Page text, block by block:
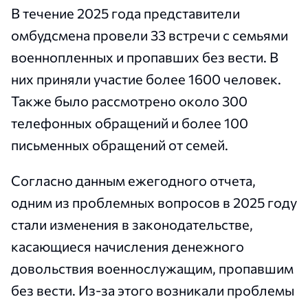
В течение 2025 года представители
омбудсмена провели 33 встречи с семьями
военнопленных и пропавших без вести. В
них приняли участие более 1600 человек.
Также было рассмотрено около 300
телефонных обращений и более 100
письменных обращений от семей.
Согласно данным ежегодного отчета,
одним из проблемных вопросов в 2025 году
стали изменения в законодательстве,
касающиеся начисления денежного
довольствия военнослужащим, пропавшим
без вести. Из-за этого возникали проблемы